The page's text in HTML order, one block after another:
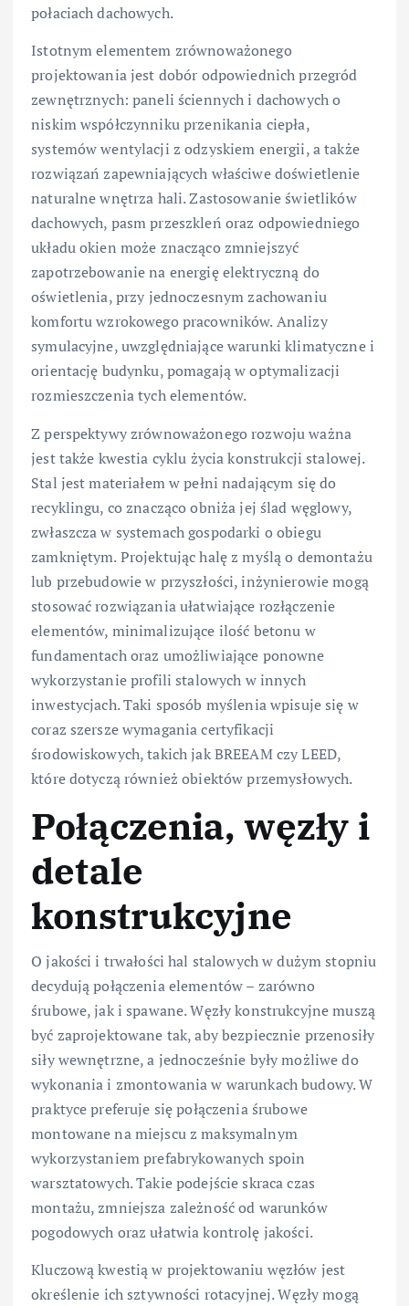
połaciach dachowych.
Istotnym elementem zrównoważonego
projektowania jest dobór odpowiednich przegród
zewnętrznych: paneli ściennych i dachowych o
niskim współczynniku przenikania ciepła,
systemów wentylacji z odzyskiem energii, a także
rozwiązań zapewniających właściwe doświetlenie
naturalne wnętrza hali. Zastosowanie świetlików
dachowych, pasm przeszkleń oraz odpowiedniego
układu okien może znacząco zmniejszyć
zapotrzebowanie na energię elektryczną do
oświetlenia, przy jednoczesnym zachowaniu
komfortu wzrokowego pracowników. Analizy
symulacyjne, uwzględniające warunki klimatyczne i
orientację budynku, pomagają w optymalizacji
rozmieszczenia tych elementów.
Z perspektywy zrównoważonego rozwoju ważna
jest także kwestia cyklu życia konstrukcji stalowej.
Stal jest materiałem w pełni nadającym się do
recyklingu, co znacząco obniża jej ślad węglowy,
zwłaszcza w systemach gospodarki o obiegu
zamkniętym. Projektując halę z myślą o demontażu
lub przebudowie w przyszłości, inżynierowie mogą
stosować rozwiązania ułatwiające rozłączenie
elementów, minimalizujące ilość betonu w
fundamentach oraz umożliwiające ponowne
wykorzystanie profili stalowych w innych
inwestycjach. Taki sposób myślenia wpisuje się w
coraz szersze wymagania certyfikacji
środowiskowych, takich jak BREEAM czy LEED,
które dotyczą również obiektów przemysłowych.
Połączenia, węzły i
detale
konstrukcyjne
O jakości i trwałości hal stalowych w dużym stopniu
decydują połączenia elementów – zarówno
śrubowe, jak i spawane. Węzły konstrukcyjne muszą
być zaprojektowane tak, aby bezpiecznie przenosiły
siły wewnętrzne, a jednocześnie były możliwe do
wykonania i zmontowania w warunkach budowy. W
praktyce preferuje się połączenia śrubowe
montowane na miejscu z maksymalnym
wykorzystaniem prefabrykowanych spoin
warsztatowych. Takie podejście skraca czas
montażu, zmniejsza zależność od warunków
pogodowych oraz ułatwia kontrolę jakości.
Kluczową kwestią w projektowaniu węzłów jest
określenie ich sztywności rotacyjnej. Węzły mogą